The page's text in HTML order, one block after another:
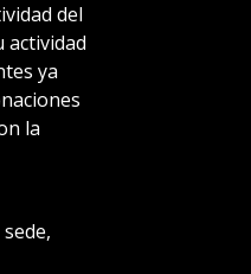
del
actividad
ya
la